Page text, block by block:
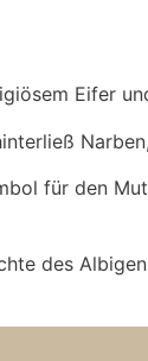
Eifer
für den
des